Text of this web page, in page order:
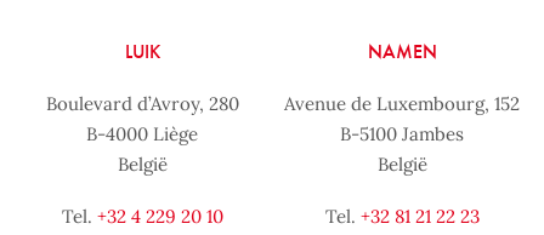
LUIK
Boulevard d’Avroy, 280
B-4000 Liège
België
Tel. +32 4 229 20 10
NAMEN
Avenue de Luxembourg, 152
B-5100 Jambes
België
Tel. +32 81 21 22 23